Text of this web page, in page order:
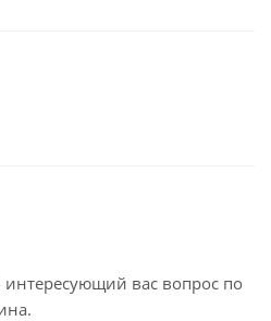
вас вопрос по